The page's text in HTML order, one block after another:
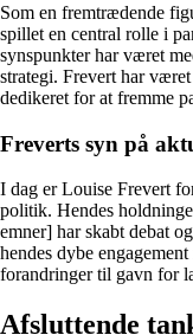
Som en fremtrædende
spillet en central rolle i
synspunkter har været
strategi. Frevert har
dedikeret for at fremme
Freverts syn på
I dag er Louise Frevert
politik. Hendes
emner] har skabt debat
hendes dybe
forandringer til gavn for
Afsluttende